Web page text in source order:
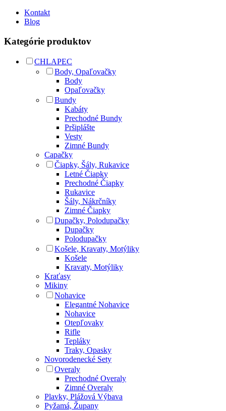
Kontakt
Blog
Kategórie produktov
CHLAPEC
Body, Opaľovačky
Body
Opaľovačky
Bundy
Kabáty
Prechodné Bundy
Pršiplášte
Vesty
Zimné Bundy
Capačky
Čiapky, Šály, Rukavice
Letné Čiapky
Prechodné Čiapky
Rukavice
Šály, Nákrčníky
Zimné Čiapky
Dupačky, Polodupačky
Dupačky
Polodupačky
Košele, Kravaty, Motýliky
Košele
Kravaty, Motýliky
Kraťasy
Mikiny
Nohavice
Elegantné Nohavice
Nohavice
Otepľovaky
Rifle
Tepláky
Traky, Opasky
Novorodenecké Sety
Overaly
Prechodné Overaly
Zimné Overaly
Plavky, Plážová Výbava
Pyžamá, Župany